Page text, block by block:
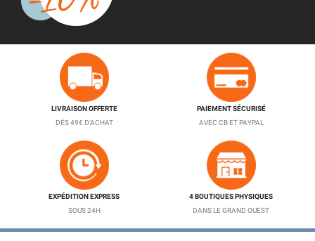
LIVRAISON OFFERTE
DÈS 49€ D'ACHAT
PAIEMENT SÉCURISÉ
AVEC CB ET PAYPAL
EXPÉDITION EXPRESS
SOUS 24H
4 BOUTIQUES PHYSIQUES
DANS LE GRAND OUEST